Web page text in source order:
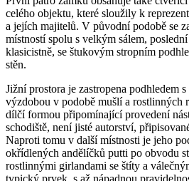
celého objektu, které sloužily k
a jejích majitelů. V původní podobě se
místností spolu s velkým sálem,
klasicistně, se štukovým stropním
stěn.
Jižní prostora je zastropena podhledem
výzdobou v podobě mušlí a rostlinných
dílčí formou připomínající provedení
schodiště, není jisté autorství,
Naproti tomu v další místnosti je jeho
okřídlených andělíčků putti po obvodu
rostlinnými girlandami se štíty a
typický prvek, s až nápadnou